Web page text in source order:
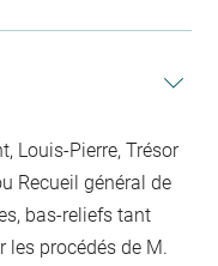
Louis-Pierre, Trésor
Recueil général de
bas-reliefs tant
les procédés de M.